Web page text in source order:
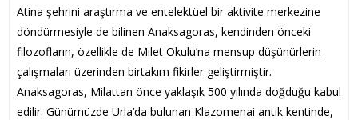
Atina şehrini araştırma ve entelektüel bir aktivite merkezine
döndürmesiyle de bilinen Anaksagoras, kendinden önceki
filozofların, özellikle de Milet Okulu’na mensup düşünürlerin
çalışmaları üzerinden birtakım fikirler geliştirmiştir.
Anaksagoras, Milattan önce yaklaşık 500 yılında doğduğu kabul
edilir. Günümüzde Urla’da bulunan Klazomenai antik kentinde,